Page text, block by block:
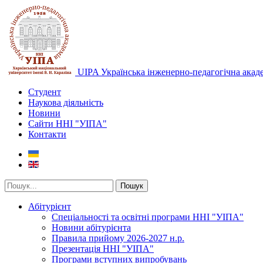
UIPA Українська інженерно-педагогічна
Студент
Наукова діяльність
Новини
Сайти ННІ "УІПА"
Контакти
Пошук
Абітурієнт
Спеціальності та освітні програми ННІ "УІПА"
Новини абітурієнта
Правила прийому 2026-2027 н.р.
Презентація ННІ "УІПА"
Програми вступних випробувань